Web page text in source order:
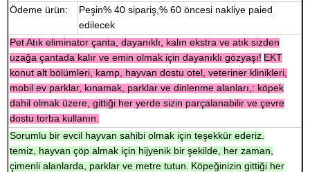
Ödeme ürün:
Peşin% 40 sipariş,% 60 öncesi nakliye paied
edilecek
Pet Atık eliminator çanta, dayanıklı, kalın ekstra ve atık sizden
uzağa çantada kalır ve emin olmak için dayanıklı gözyaşı! EKT
konut alt bölümleri, kamp, ​​hayvan dostu otel, veteriner klinikleri,
mobil ev parklar, kınamak, parklar ve dinlenme alanları,: köpek
dahil olmak üzere, gittiği her yerde sizin parçalanabilir ve çevre
dostu torba kullanın.
Sorumlu bir evcil hayvan sahibi olmak için teşekkür ederiz.
temiz, hayvan çöp almak için hijyenik bir şekilde, her zaman,
çimenli alanlarda, parklar ve metre tutun. Köpeğinizin gittiği her